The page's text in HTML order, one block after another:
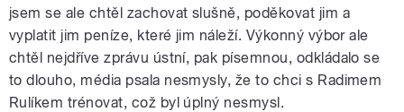
jsem se ale chtěl zachovat slušně, poděkovat jim a
vyplatit jim peníze, které jim náleží. Výkonný výbor ale
chtěl nejdříve zprávu ústní, pak písemnou, odkládalo se
to dlouho, média psala nesmysly, že to chci s Radimem
Rulíkem trénovat, což byl úplný nesmysl.